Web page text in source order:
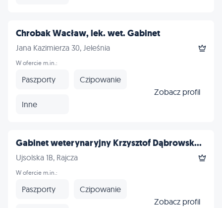
Chrobak Wacław, lek. wet. Gabinet
Jana Kazimierza 30, Jeleśnia
W ofercie m.in.:
Paszporty Czipowanie
Inne
Zobacz profil
Gabinet weterynaryjny Krzysztof Dąbrowsk...
Ujsolska 1B, Rajcza
W ofercie m.in.:
Paszporty Czipowanie
Zobacz profil